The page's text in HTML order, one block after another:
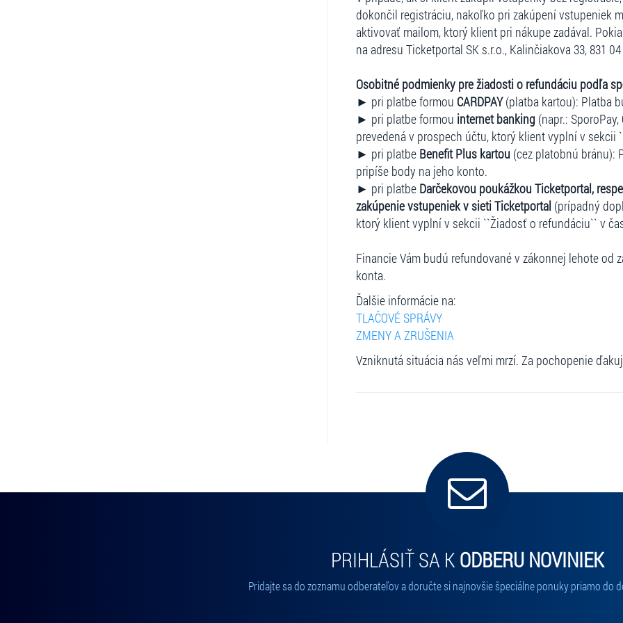
dokončil registráciu, nakoľko pri zakúpení vstupeniek
aktivovať mailom, ktorý klient pri nákupe zadával.
na adresu Ticketportal SK s.r.o., Kalinčiakova 33, 831
Osobitné podmienky pre žiadosti o refundáciu podľa
► pri platbe formou CARDPAY(platba kartou): Platba
► pri platbe formou internet banking (napr.:
prevedená v prospech účtu, ktorý klient vyplní v
► pri platbe Benefit Plus kartou (cez platobnú bránu):
pripíše body na jeho konto.
► pri platbe Darčekovou poukážkou Ticketportal,
zakúpenie vstupeniek v sieti Ticketportal (prípadný
ktorý klient vyplní v sekcii ``Žiadosť o refundáciu`` v
Financie Vám budú refundované v zákonnej lehote
konta.
Ďalšie informácie na:
TLAČOVÉ SPRÁVY
ZMENY A ZRUŠENIA
Vzniknutá situácia nás veľmi mrzí. Za pochopenie
PRIHLÁSIŤ SA K ODBERU NOVINIEK
Pridajte sa do zoznamu odberateľov a doručte si najnovšie špeciálne ponuky priamo do